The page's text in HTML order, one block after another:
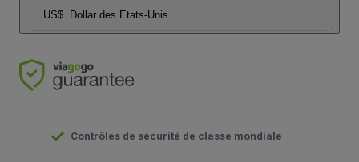
US$ Dollar des Etats-Unis
Contrôles de sécurité de classe mondiale